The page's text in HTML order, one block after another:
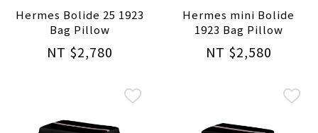
Hermes Bolide 25 1923
Bag Pillow
NT $2,780
Hermes mini Bolide
1923 Bag Pillow
NT $2,580